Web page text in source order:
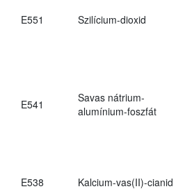
E551 Szilícium-dioxid
E541
Savas nátrium-
alumínium-foszfát
E538 Kalcium-vas(II)-cianid